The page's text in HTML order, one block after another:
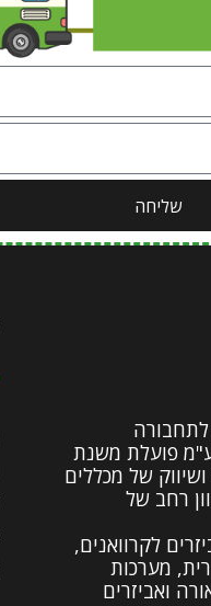
שליחה
פועלת משנת
ושיווק של מכללים
רחב של
לקרוואנים,
מערכות
ואביזרים